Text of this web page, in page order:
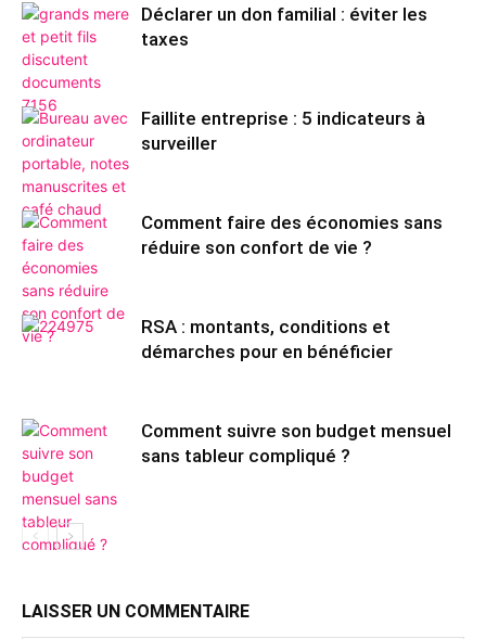
Déclarer un don familial : éviter les
taxes
Faillite entreprise : 5 indicateurs à
surveiller
Comment faire des économies sans
réduire son confort de vie ?
RSA : montants, conditions et
démarches pour en bénéficier
Comment suivre son budget mensuel
sans tableur compliqué ?
LAISSER UN COMMENTAIRE